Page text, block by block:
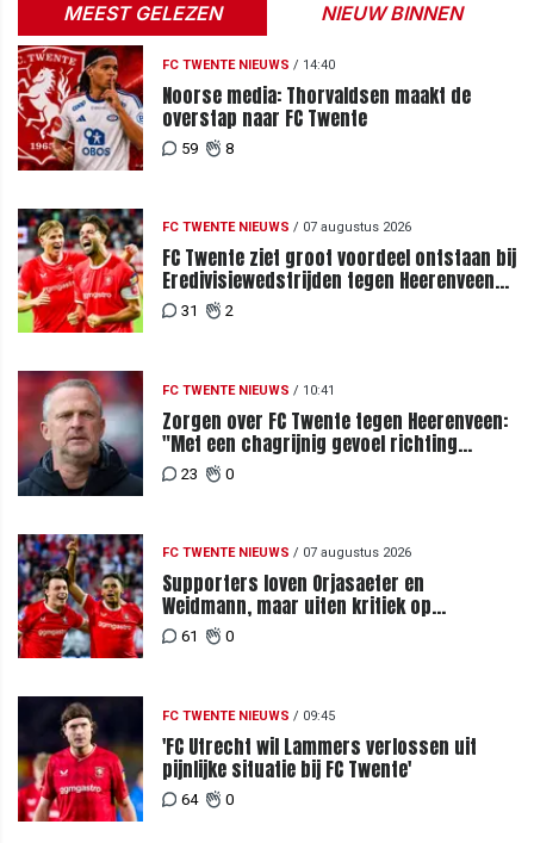
MEEST GELEZEN NIEUW BINNEN
FC TWENTE NIEUWS / 14:40
Noorse media: Thorvaldsen maakt de
overstap naar FC Twente
59 8
FC TWENTE NIEUWS / 07 augustus 2026
FC Twente ziet groot voordeel ontstaan bij
Eredivisiewedstrijden tegen Heerenveen
en PEC Zwolle
31 2
FC TWENTE NIEUWS / 10:41
Zorgen over FC Twente tegen Heerenveen:
"Met een chagrijnig gevoel richting
Slowakije"
23 0
FC TWENTE NIEUWS / 07 augustus 2026
Supporters loven Orjasaeter en
Weidmann, maar uiten kritiek op
Weghorst na ruime zege op FC DAC
61 0
FC TWENTE NIEUWS / 09:45
'FC Utrecht wil Lammers verlossen uit
pijnlijke situatie bij FC Twente'
64 0